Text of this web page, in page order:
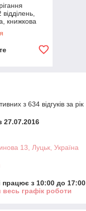
книжкова
кубики,
вітальні,
з 634 відгуків за рік
27.07.2016
13, Луцьк, Україна
працює з 10:00 до 17:00
весь графік роботи